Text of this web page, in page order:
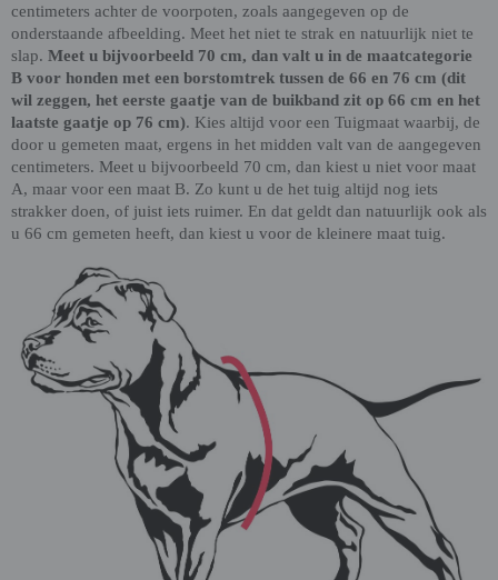
centimeters achter de voorpoten, zoals aangegeven op de
onderstaande afbeelding. Meet het niet te strak en natuurlijk niet te
slap. Meet u bijvoorbeeld 70 cm, dan valt u in de maatcategorie
B voor honden met een borstomtrek tussen de 66 en 76 cm (dit
wil zeggen, het eerste gaatje van de buikband zit op 66 cm en het
laatste gaatje op 76 cm). Kies altijd voor een Tuigmaat waarbij, de
door u gemeten maat, ergens in het midden valt van de aangegeven
centimeters. Meet u bijvoorbeeld 70 cm, dan kiest u niet voor maat
A, maar voor een maat B. Zo kunt u de het tuig altijd nog iets
strakker doen, of juist iets ruimer. En dat geldt dan natuurlijk ook als
u 66 cm gemeten heeft, dan kiest u voor de kleinere maat tuig.